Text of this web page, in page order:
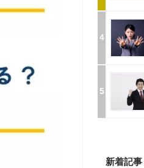
4
5
新着記事